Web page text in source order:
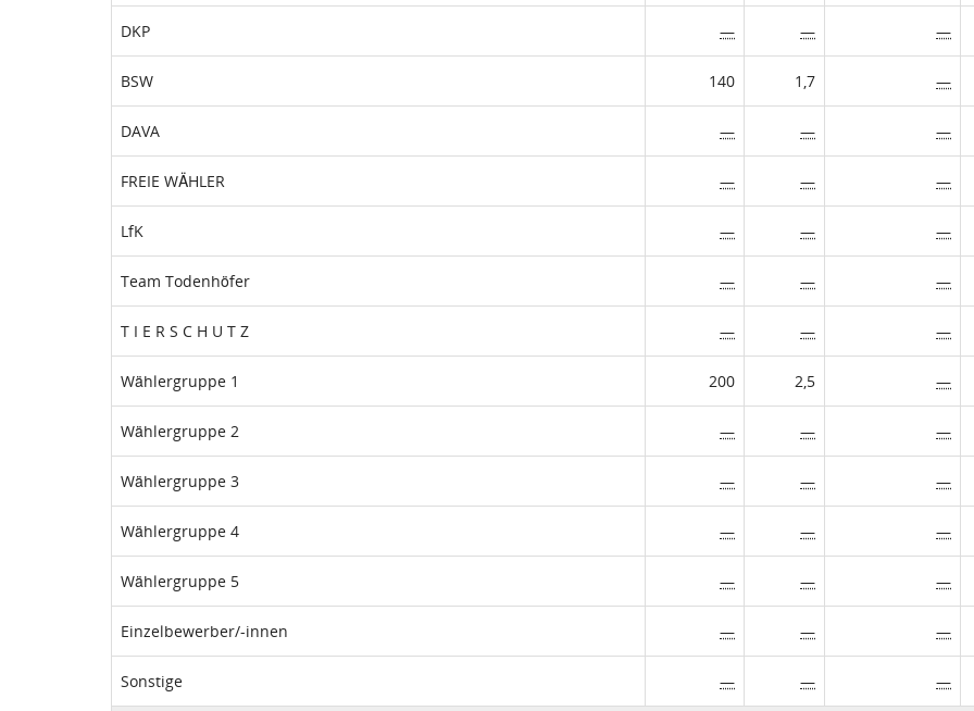
DKP — — —
BSW 140 1,7 —
DAVA — — —
FREIE WÄHLER — — —
LfK — — —
Team Todenhöfer — — —
T I E R S C H U T Z — — —
Wählergruppe 1 200 2,5 —
Wählergruppe 2 — — —
Wählergruppe 3 — — —
Wählergruppe 4 — — —
Wählergruppe 5 — — —
Einzelbewerber/-innen — — —
Sonstige — — —